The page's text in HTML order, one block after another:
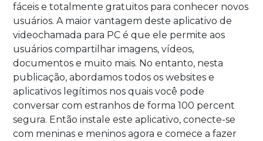
fáceis e totalmente gratuitos para conhecer novos
usuários. A maior vantagem deste aplicativo de
videochamada para PC é que ele permite aos
usuários compartilhar imagens, vídeos,
documentos e muito mais. No entanto, nesta
publicação, abordamos todos os websites e
aplicativos legítimos nos quais você pode
conversar com estranhos de forma 100 percent
segura. Então instale este aplicativo, conecte-se
com meninas e meninos agora e comece a fazer